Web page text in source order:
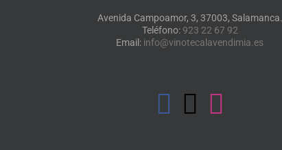
Avenida Campoamor, 3, 37003, Salamanca.
Teléfono: 923 22 67 92
Email: info@vinotecalavendimia.es